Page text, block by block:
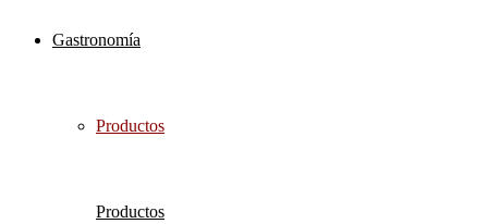
Gastronomía
Productos
Productos